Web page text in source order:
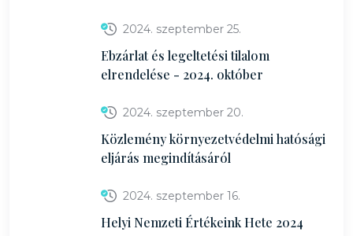
2024. szeptember 25.
Ebzárlat és legeltetési tilalom
elrendelése - 2024. október
2024. szeptember 20.
Közlemény környezetvédelmi hatósági
eljárás megindításáról
2024. szeptember 16.
Helyi Nemzeti Értékeink Hete 2024